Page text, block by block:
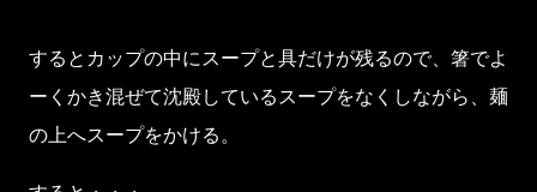
するとカップの中にスープと具だけが残るので、箸でよ
ーくかき混ぜて沈殿しているスープをなくしながら、麺
の上へスープをかける。